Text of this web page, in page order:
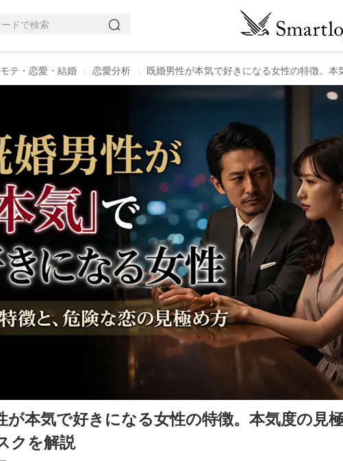
モテ・恋愛・結婚 恋愛分析 既婚男性が本気で好きになる女性の特徴。
が本気で好きになる女性の特徴。本気度の見
クを解説